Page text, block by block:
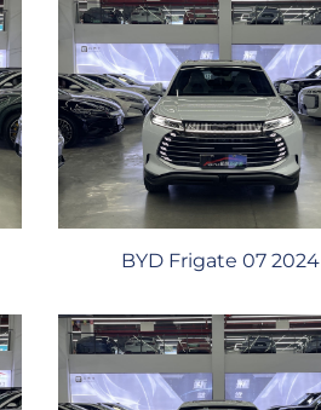
BYD Frigate 07 2024